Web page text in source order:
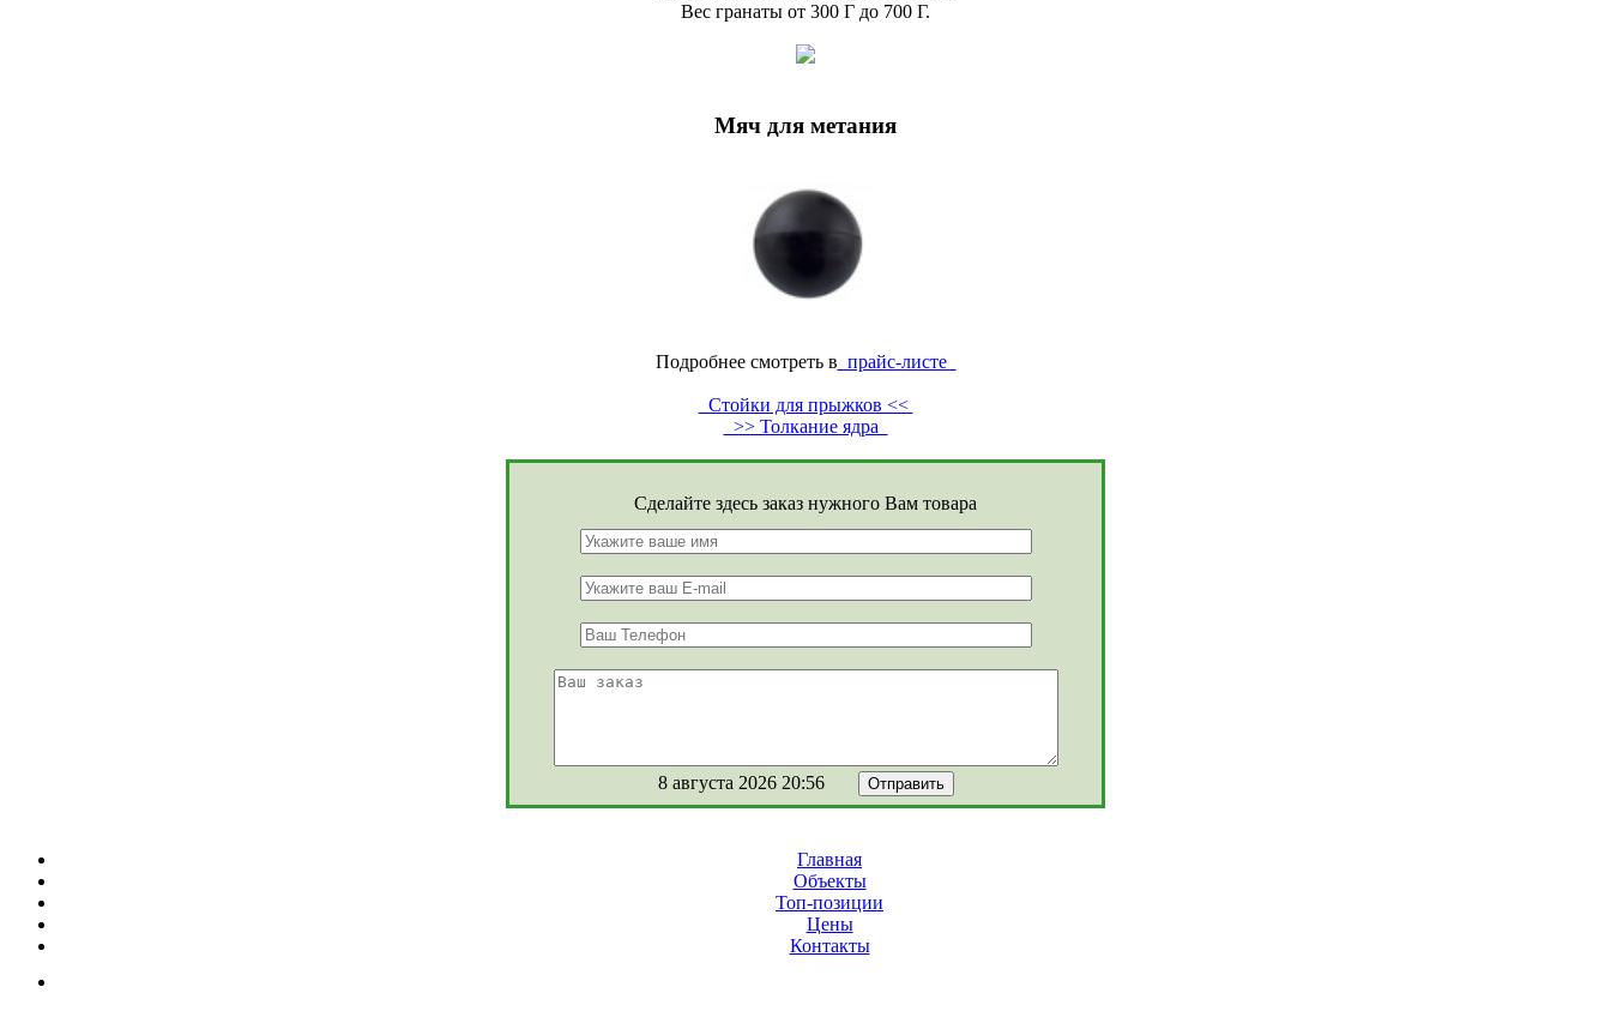
Вес гранаты от 300 Г до 700 Г.
Мяч для метания
Подробнее смотреть в прайс-листе
Стойки для прыжков <<
>> Толкание ядра
Сделайте здесь заказ нужного Вам товара
8 августа 2026 20:56
Главная
Объекты
Топ-позиции
Цены
Контакты